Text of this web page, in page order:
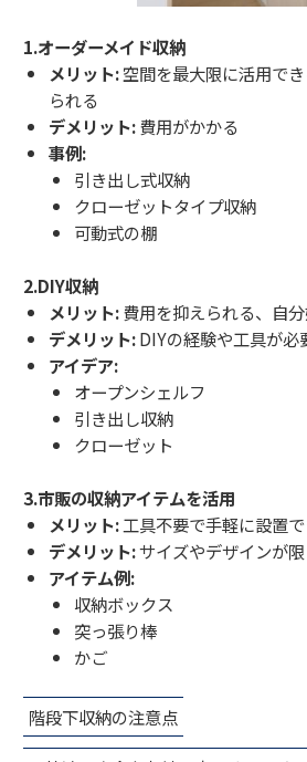
1.オーダーメイド収納
メリット:空間を最大限に活用で
られる
デメリット:費用がかかる
事例:
引き出し式収納
クローゼットタイプ収納
可動式の棚
2.DIY収納
メリット:費用を抑えられる、自
デメリット:DIYの経験や工具が必
アイデア:
オープンシェルフ
引き出し収納
クローゼット
3.市販の収納アイテムを活用
メリット:工具不要で手軽に設置
デメリット:サイズやデザインが
アイテム例:
収納ボックス
突っ張り棒
かご
階段下収納の注意点